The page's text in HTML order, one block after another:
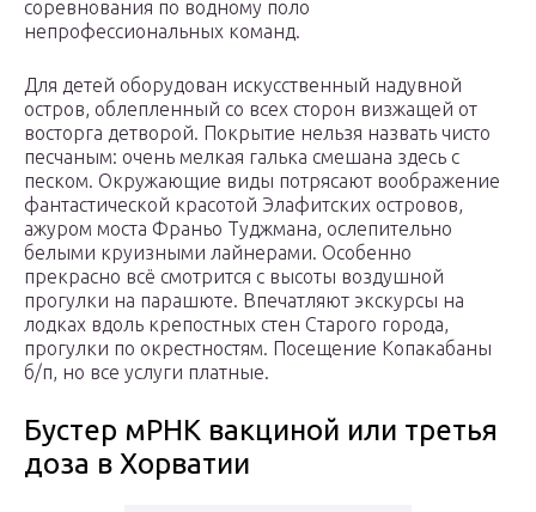
соревнования по водному поло
непрофессиональных команд.
Для детей оборудован искусственный надувной
остров, облепленный со всех сторон визжащей от
восторга детворой. Покрытие нельзя назвать чисто
песчаным: очень мелкая галька смешана здесь с
песком. Окружающие виды потрясают воображение
фантастической красотой Элафитских островов,
ажуром моста Франьо Туджмана, ослепительно
белыми круизными лайнерами. Особенно
прекрасно всё смотрится с высоты воздушной
прогулки на парашюте. Впечатляют экскурсы на
лодках вдоль крепостных стен Старого города,
прогулки по окрестностям. Посещение Копакабаны
б/п, но все услуги платные.
Бустер мРНК вакциной или третья
доза в Хорватии